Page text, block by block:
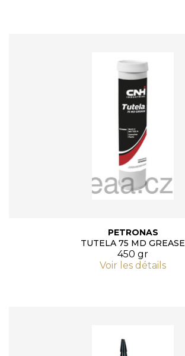
PETRONAS
TUTELA 75 MD GREASE
450 gr
Voir les détails